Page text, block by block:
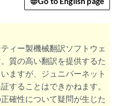
ィー製機械翻訳ソフトウェ
質の高い翻訳を提供するた
ますが、ジュニパーネット
することはできかねます。
確性について疑問が生じた